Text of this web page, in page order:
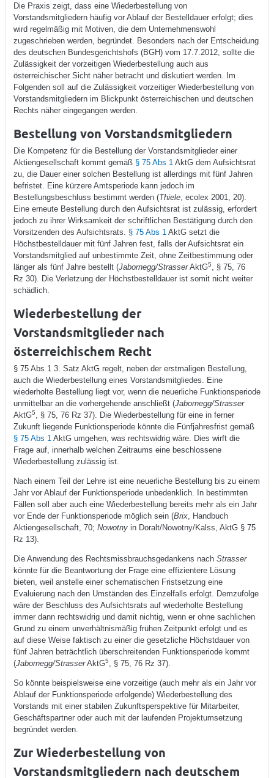
Die Praxis zeigt, dass eine Wiederbestellung von
Vorstandsmitgliedern häufig vor Ablauf der Bestelldauer erfolgt; dies
wird regelmäßig mit Motiven, die dem Unternehmenswohl
zugeschrieben werden, begründet. Besonders nach der Entscheidung
des deutschen Bundesgerichtshofs (BGH) vom 17.7.2012, sollte die
Zulässigkeit der vorzeitigen Wiederbestellung auch aus
österreichischer Sicht näher betracht und diskutiert werden. Im
Folgenden soll auf die Zulässigkeit vorzeitiger Wiederbestellung von
Vorstandsmitgliedern im Blickpunkt österreichischen und deutschen
Rechts näher eingegangen werden.
Bestellung von Vorstandsmitgliedern
Die Kompetenz für die Bestellung der Vorstandsmitglieder einer
Aktiengesellschaft kommt gemäß § 75 Abs 1 AktG dem Aufsichtsrat
zu, die Dauer einer solchen Bestellung ist allerdings mit fünf Jahren
befristet. Eine kürzere Amtsperiode kann jedoch im
Bestellungsbeschluss bestimmt werden (Thiele, ecolex 2001, 20).
Eine erneute Bestellung durch den Aufsichtsrat ist zulässig, erfordert
jedoch zu ihrer Wirksamkeit der schriftlichen Bestätigung durch den
Vorsitzenden des Aufsichtsrats. § 75 Abs 1 AktG setzt die
Höchstbestelldauer mit fünf Jahren fest, falls der Aufsichtsrat ein
Vorstandsmitglied auf unbestimmte Zeit, ohne Zeitbestimmung oder
länger als fünf Jahre bestellt (Jabornegg/StrasserAktG5
, § 75, 76
Rz 30). Die Verletzung der Höchstbestelldauer ist somit nicht weiter
schädlich.
Wiederbestellung der
Vorstandsmitglieder nach
österreichischem Recht
§ 75 Abs 1 3. Satz AktG regelt, neben der erstmaligen Bestellung,
auch die Wiederbestellung eines Vorstandsmitgliedes. Eine
wiederholte Bestellung liegt vor, wenn die neuerliche Funktionsperiode
unmittelbar an die vorhergehende anschließt (Jabornegg/Strasser
AktG5
, § 75, 76 Rz 37). Die Wiederbestellung für eine in ferner
Zukunft liegende Funktionsperiode könnte die Fünfjahresfrist gemäß
§ 75 Abs 1 AktG umgehen, was rechtswidrig wäre. Dies wirft die
Frage auf, innerhalb welchen Zeitraums eine beschlossene
Wiederbestellung zulässig ist.
Nach einem Teil der Lehre ist eine neuerliche Bestellung bis zu einem
Jahr vor Ablauf der Funktionsperiode unbedenklich. In bestimmten
Fällen soll aber auch eine Wiederbestellung bereits mehr als ein Jahr
vor Ende der Funktionsperiode möglich sein (Brix, Handbuch
Aktiengesellschaft, 70; Nowotnyin Doralt/Nowotny/Kalss, AktG § 75
Rz 13).
Die Anwendung des Rechtsmissbrauchsgedankens nach Strasser
könnte für die Beantwortung der Frage eine effizientere Lösung
bieten, weil anstelle einer schematischen Fristsetzung eine
Evaluierung nach den Umständen des Einzelfalls erfolgt. Demzufolge
wäre der Beschluss des Aufsichtsrats auf wiederholte Bestellung
immer dann rechtswidrig und damit nichtig, wenn er ohne sachlichen
Grund zu einem unverhältnismäßig frühen Zeitpunkt erfolgt und es
auf diese Weise faktisch zu einer die gesetzliche Höchstdauer von
fünf Jahren beträchtlich überschreitenden Funktionsperiode kommt
(Jabornegg/StrasserAktG5 , § 75, 76 Rz 37).
So könnte beispielsweise eine vorzeitige (auch mehr als ein Jahr vor
Ablauf der Funktionsperiode erfolgende) Wiederbestellung des
Vorstands mit einer stabilen Zukunftsperspektive für Mitarbeiter,
Geschäftspartner oder auch mit der laufenden Projektumsetzung
begründet werden.
Zur Wiederbestellung von
Vorstandsmitgliedern nach deutschem